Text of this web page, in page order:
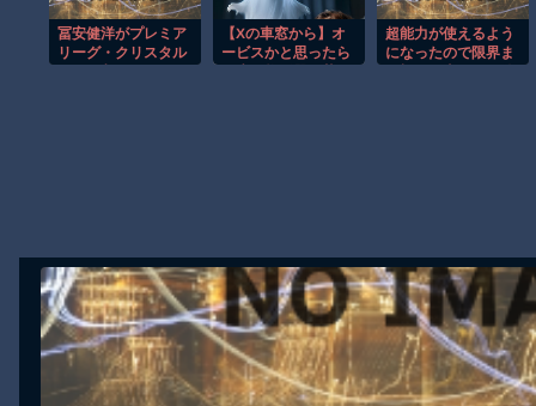
【動画】高速道路を走行中の車からリアガラスが飛んでくる事故(ﾟ
子供向け漫画、謎の闇の大会に参加しがち問題
冨安健洋がプレミア
リーグ・クリスタル
【Xの車窓から】オ
ービスかと思ったら
超能力が使えるよう
になったので限界ま